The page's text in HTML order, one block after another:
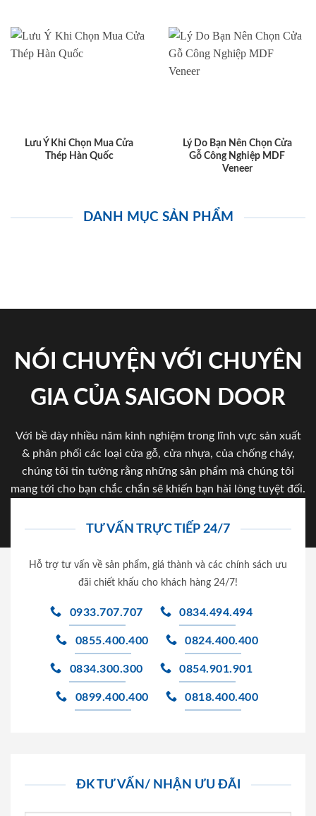
Lưu Ý Khi Chọn Mua Cửa
Thép Hàn Quốc
Lý Do Bạn Nên Chọn Cửa
Gỗ Công Nghiệp MDF
Veneer
DANH MỤC SẢN PHẨM
NÓI CHUYỆN VỚI CHUYÊN
GIA CỦA SAIGON DOOR
Với bề dày nhiều năm kinh nghiệm trong lĩnh vực sản xuất
& phân phối các loại cửa gỗ, cửa nhựa, của chống cháy,
chúng tôi tin tưởng rằng những sản phẩm mà chúng tôi
mang tới cho bạn chắc chắn sẽ khiến bạn hài lòng tuyệt đối.
TƯ VẤN TRỰC TIẾP 24/7
Hỗ trợ tư vấn về sản phẩm, giá thành và các chính sách ưu
đãi chiết khấu cho khách hàng 24/7!
0933.707.707 0834.494.494
0855.400.400 0824.400.400
0834.300.300 0854.901.901
0899.400.400 0818.400.400
ĐK TƯ VẤN/ NHẬN ƯU ĐÃI